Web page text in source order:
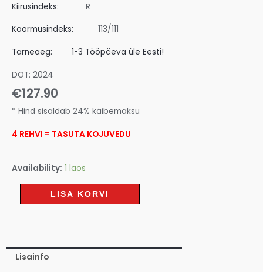
Kiirusindeks: R
Koormusindeks: 113/111
Tarneaeg: 1-3 Tööpäeva üle Eesti!
DOT: 2024
€127.90
* Hind sisaldab 24% käibemaksu
4 REHVI = TASUTA KOJUVEDU
Availability: 1 laos
LISA KORVI
Lisainfo